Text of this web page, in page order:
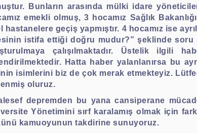
Bunların arasında mülki idare
emekli olmuş, 3 hocamız Sağlık
hastanelere geçiş yapmıştır. 4 hocamız ise
istifa ettiği doğru mudur?” şeklinde soru
çalışılmaktadır. Üstelik ilgili
Hatta haber yalanlanırsa bu
isimlerini biz de çok merak etmekteyiz.
oluruz.
depremden bu yana cansiperane
Yönetimini sırf karalamış olmak için
kamuoyunun takdirine sunuyoruz.